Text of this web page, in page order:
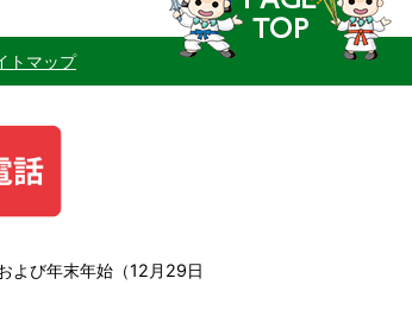
トマップ
よび年末年始（12月29日